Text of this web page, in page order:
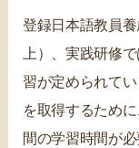
登録日本語教員
上）、実践研修
習が定められて
を取得するため
間の学習時間が